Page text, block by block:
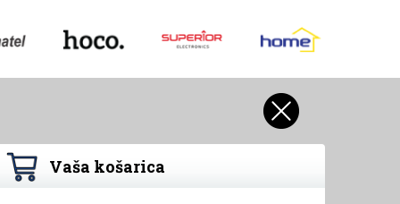
Vaša košarica